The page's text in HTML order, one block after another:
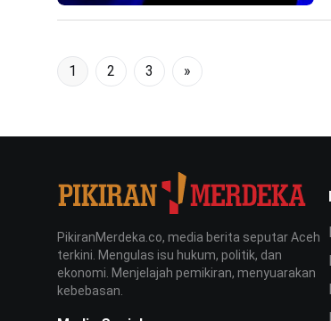
1 2 3 »
PikiranMerdeka.co, media berita seputar Aceh
terkini. Mengulas isu hukum, politik, dan
ekonomi. Menjelajah pemikiran, menyuarakan
kebebasan.